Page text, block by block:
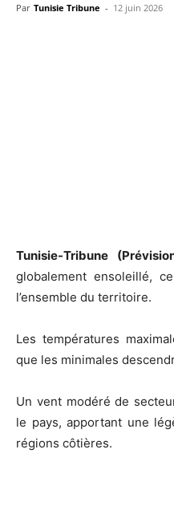
Par Tunisie Tribune - 12 juin 2026
Tunisie-Tribune
globalement ensoleillé,
l’ensemble du territoire.
Les températures
que les minimales
Un vent modéré de
le pays, apportant une
régions côtières.